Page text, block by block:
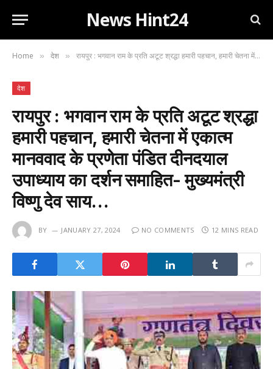
News Hint24
Home » देश » रायपुर : भगवान राम के प्रति अटूट श्रद्धा हमारी पहचान, हमारी चेतना में एकात्म मानववाद के प्रणेता पंडित दीनदयाल उपाध्याय का दर्शन समाहित- मुख्यमंत्री विष्णु देव साय…
देश
रायपुर : भगवान राम के प्रति अटूट श्रद्धा
हमारी पहचान, हमारी चेतना में एकात्म
मानववाद के प्रणेता पंडित दीनदयाल
उपाध्याय का दर्शन समाहित- मुख्यमंत्री
विष्णु देव साय…
BY JANUARY 27, 2024 NO COMMENTS 12 MINS READ